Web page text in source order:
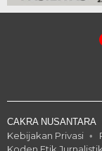
CAKRA NUSANTARA
Kebijakan Privasi